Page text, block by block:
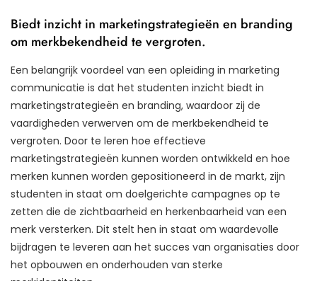
Biedt inzicht in marketingstrategieën en branding
om merkbekendheid te vergroten.
Een belangrijk voordeel van een opleiding in marketing
communicatie is dat het studenten inzicht biedt in
marketingstrategieën en branding, waardoor zij de
vaardigheden verwerven om de merkbekendheid te
vergroten. Door te leren hoe effectieve
marketingstrategieën kunnen worden ontwikkeld en hoe
merken kunnen worden gepositioneerd in de markt, zijn
studenten in staat om doelgerichte campagnes op te
zetten die de zichtbaarheid en herkenbaarheid van een
merk versterken. Dit stelt hen in staat om waardevolle
bijdragen te leveren aan het succes van organisaties door
het opbouwen en onderhouden van sterke